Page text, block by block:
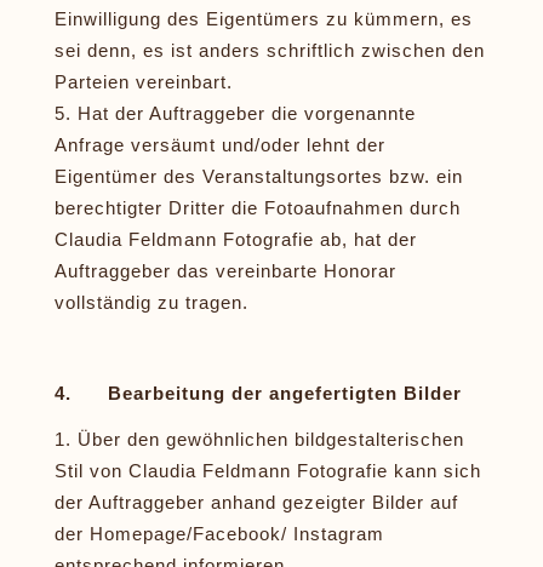
Einwilligung des Eigentümers zu kümmern, es
sei denn, es ist anders schriftlich zwischen den
Parteien vereinbart.
Hat der Auftraggeber die vorgenannte
Anfrage versäumt und/oder lehnt der
Eigentümer des Veranstaltungsortes bzw. ein
berechtigter Dritter die Fotoaufnahmen durch
Claudia Feldmann Fotografie ab, hat der
Auftraggeber das vereinbarte Honorar
vollständig zu tragen.
4. Bearbeitung der angefertigten Bilder
Über den gewöhnlichen bildgestalterischen
Stil von Claudia Feldmann Fotografie kann sich
der Auftraggeber anhand gezeigter Bilder auf
der Homepage/Facebook/ Instagram